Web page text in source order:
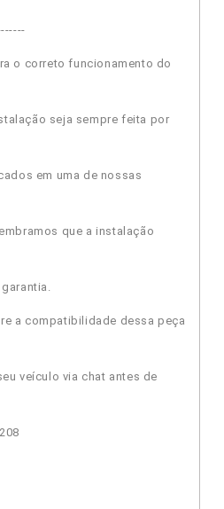
o correto funcionamento do
seja sempre feita por
em uma de nossas
que a instalação
a compatibilidade dessa peça
veículo via chat antes de